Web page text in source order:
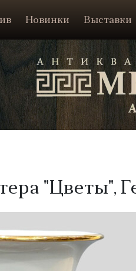
Новинки Выставки
"Цветы",